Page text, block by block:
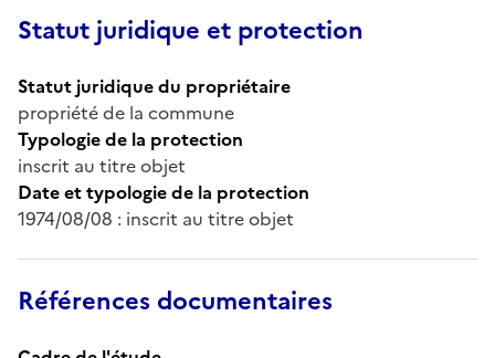
Statut juridique et protection
Statut juridique du propriétaire
propriété de la commune
Typologie de la protection
inscrit au titre objet
Date et typologie de la protection
1974/08/08 : inscrit au titre objet
Références documentaires